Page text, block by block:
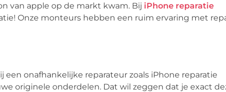
van apple op de markt kwam. Bij iPhone reparatie
Onze monteurs hebben een ruim ervaring met
onafhankelijke reparateur zoals iPhone reparatie
originele onderdelen. Dat wil zeggen dat je exact